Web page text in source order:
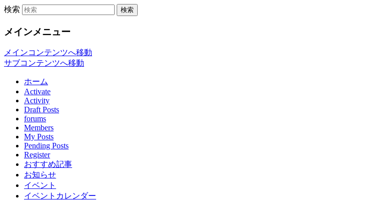
世田谷くみん手帖
ウェブサイトです。
検索
メインメニュー
メインコンテンツへ移動
サブコンテンツへ移動
ホーム
Activate
Activity
Draft Posts
forums
Members
My Posts
Pending Posts
Register
おすすめ記事
お知らせ
イベント
イベントカレンダー